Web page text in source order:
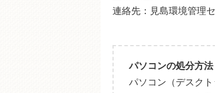
連絡先：見島環境管理
パソコンの処分方法
パソコン（デスク